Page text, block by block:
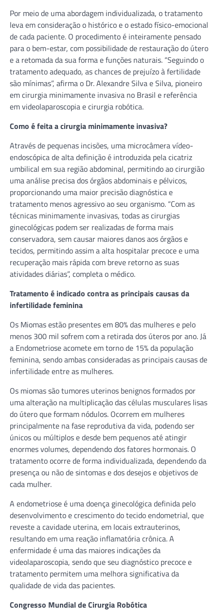
Por meio de uma abordagem individualizada, o tratamento
leva em consideração o histórico e o estado físico-emocional
de cada paciente. O procedimento é inteiramente pensado
para o bem-estar, com possibilidade de restauração do útero
e a retomada da sua forma e funções naturais. “Seguindo o
tratamento adequado, as chances de prejuízo à fertilidade
são mínimas”, afirma o Dr. Alexandre Silva e Silva, pioneiro
em cirurgia minimamente invasiva no Brasil e referência
em videolaparoscopia e cirurgia robótica.
Como é feita a cirurgia minimamente invasiva?
Através de pequenas incisões, uma microcâmera vídeo-
endoscópica de alta definição é introduzida pela cicatriz
umbilical em sua região abdominal, permitindo ao cirurgião
uma análise precisa dos órgãos abdominais e pélvicos,
proporcionando uma maior precisão diagnóstica e
tratamento menos agressivo ao seu organismo. “Com as
técnicas minimamente invasivas, todas as cirurgias
ginecológicas podem ser realizadas de forma mais
conservadora, sem causar maiores danos aos órgãos e
tecidos, permitindo assim a alta hospitalar precoce e uma
recuperação mais rápida com breve retorno as suas
atividades diárias”, completa o médico.
Tratamento é indicado contra as principais causas da
infertilidade feminina
Os Miomas estão presentes em 80% das mulheres e pelo
menos 300 mil sofrem com a retirada dos úteros por ano. Já
a Endometriose acomete em torno de 15% da população
feminina, sendo ambas consideradas as principais causas de
infertilidade entre as mulheres.
Os miomas são tumores uterinos benignos formados por
uma alteração na multiplicação das células musculares lisas
do útero que formam nódulos. Ocorrem em mulheres
principalmente na fase reprodutiva da vida, podendo ser
únicos ou múltiplos e desde bem pequenos até atingir
enormes volumes, dependendo dos fatores hormonais. O
tratamento ocorre de forma individualizada, dependendo da
presença ou não de sintomas e dos desejos e objetivos de
cada mulher.
A endometriose é uma doença ginecológica definida pelo
desenvolvimento e crescimento do tecido endometrial, que
reveste a cavidade uterina, em locais extrauterinos,
resultando em uma reação inflamatória crônica. A
enfermidade é uma das maiores indicações da
videolaparoscopia, sendo que seu diagnóstico precoce e
tratamento permitem uma melhora significativa da
qualidade de vida das pacientes.
Congresso Mundial de Cirurgia Robótica